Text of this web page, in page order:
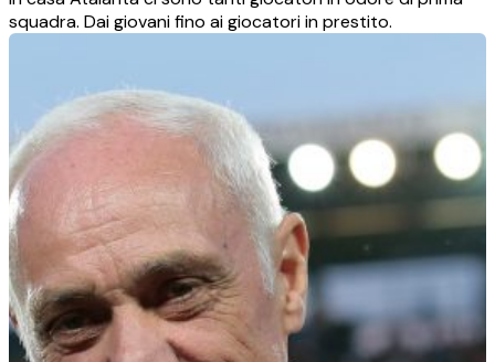
squadra. Dai giovani fino ai giocatori in prestito.